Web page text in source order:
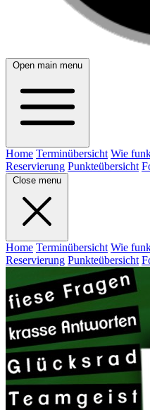
Open main menu
Home Terminübersicht Wie
Reservierung Punkteübersicht
Close menu
Home Terminübersicht Wie
Reservierung Punkteübersicht